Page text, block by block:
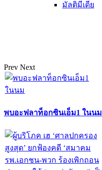
มัลติมีเดีย
Prev Next
พบอะฟลาท็อกซินเอ็ม1 ในนม